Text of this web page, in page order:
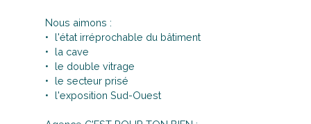
Nous aimons :
l'état irréprochable du bâtiment
la cave
le double vitrage
le secteur prisé
l'exposition Sud-Ouest